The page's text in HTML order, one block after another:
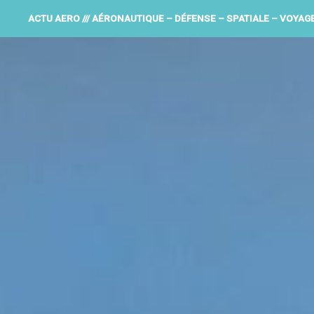
ACTU AERO /// AÉRONAUTIQUE – DÉFENSE – SPATIALE –